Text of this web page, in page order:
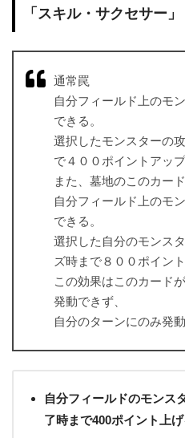
「スキル・サクセサー」
通常罠
自分フィールド上のモ
できる。
選択したモンスターの
で４００ポイントアップ
また、墓地のこのカー
自分フィールド上のモ
できる。
選択した自分のモンス
ズ時まで８００ポイン
この効果はこのカード
発動できず、
自分のターンにのみ発動
自分フィールドのモンス
了時まで400ポイント上